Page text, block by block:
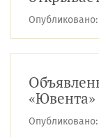
Девушки
Опубликовано:
«Ювента»
Опубликовано: